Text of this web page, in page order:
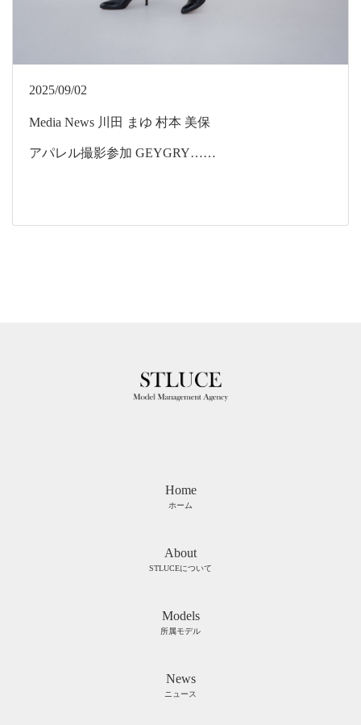
2025/09/02
Media News 川田 まゆ 村本 美保
アパレル撮影参加 GEYGRY……
Home
ホーム
About
STLUCEについて
Models
所属モデル
News
ニュース